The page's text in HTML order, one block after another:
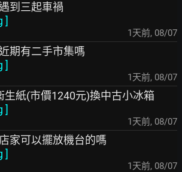
到三起車禍
]
1天前, 08/07
期有二手市集嗎
]
1天前, 08/07
生紙(市價1240元)換中古小冰箱
]
1天前, 08/07
家可以擺放機台的嗎
]
1天前, 08/07